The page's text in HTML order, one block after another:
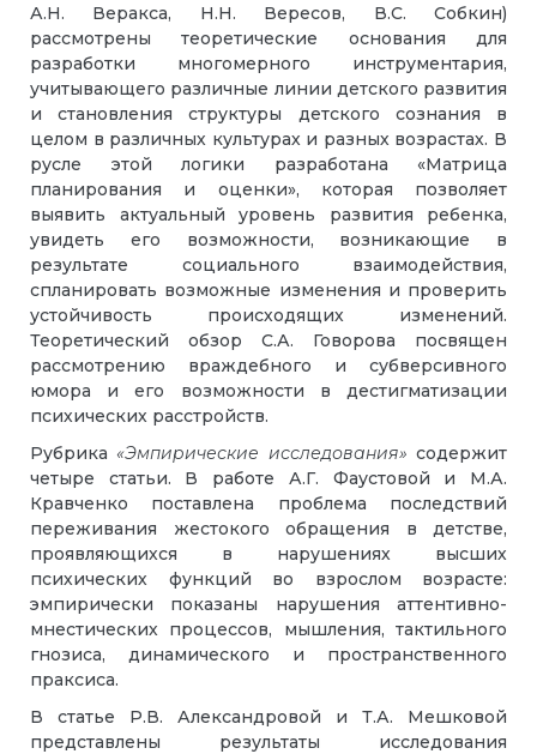
А.Н. Веракса, Н.Н. Вересов, В.С. Собкин)
рассмотрены теоретические основания для
разработки многомерного инструментария,
учитывающего различные линии детского развития
и становления структуры детского сознания в
целом в различных культурах и разных возрастах. В
русле этой логики разработана «Матрица
планирования и оценки», которая позволяет
выявить актуальный уровень развития ребенка,
увидеть его возможности, возникающие в
результате социального взаимодействия,
спланировать возможные изменения и проверить
устойчивость происходящих изменений.
Теоретический обзор С.А. Говорова посвящен
рассмотрению враждебного и субверсивного
юмора и его возможности в дестигматизации
психических расстройств.
Рубрика«Эмпирические исследования» содержит
четыре статьи. В работе А.Г. Фаустовой и М.А.
Кравченко поставлена проблема последствий
переживания жестокого обращения в детстве,
проявляющихся в нарушениях высших
психических функций во взрослом возрасте:
эмпирически показаны нарушения аттентивно-
мнестических процессов, мышления, тактильного
гнозиса, динамического и пространственного
праксиса.
В статье Р.В. Александровой и Т.А. Мешковой
представлены результаты исследования